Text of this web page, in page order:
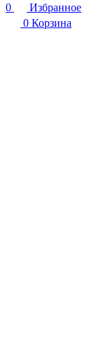
0
Избранное
0 Корзина